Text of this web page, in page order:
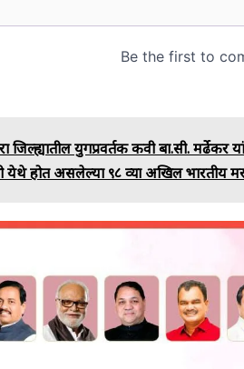
जिल्ह्यातील युगप्रवर्तक कवी बा.सी. मर्ढेकर
येथे होत असलेल्या ९८ व्या अखिल भारतीय